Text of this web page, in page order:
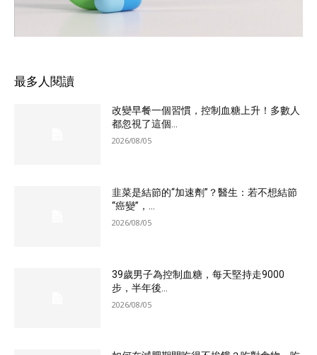
最多人閱讀
改變早餐一個習慣，控制血糖上升！多數人
都忽視了這個...
2026/08/05
韭菜是結節的“加速劑”？醫生：若不想結節
“癌變”，...
2026/08/05
39歲男子為控制血糖，每天堅持走9000
步，半年後...
2026/08/05